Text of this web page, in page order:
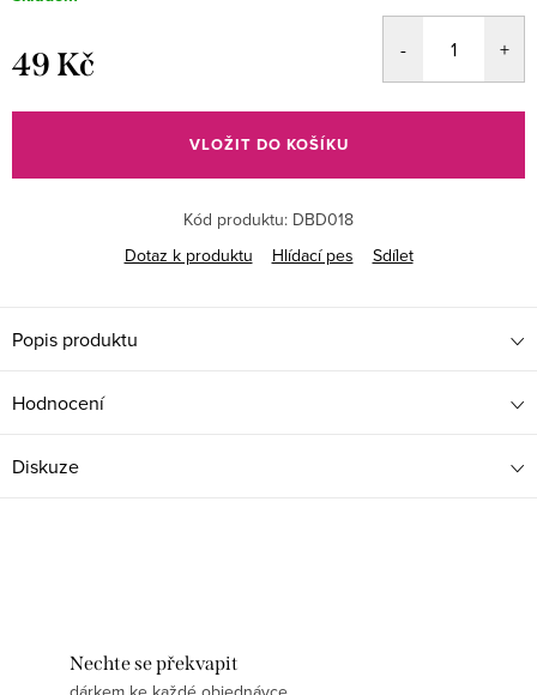
49 Kč
cena:
VLOŽIT DO KOŠÍKU
Kód produktu: DBD018
Dotaz k produktu
Hlídací pes Sdílet
Popis produktu
Hodnocení
Diskuze
Nechte se překvapit